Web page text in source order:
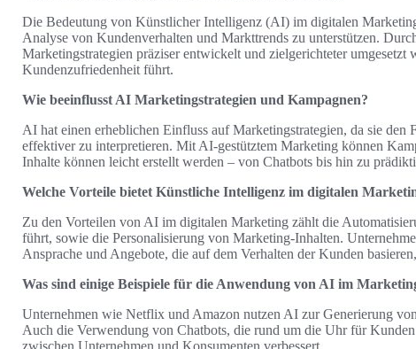
Die Bedeutung von Künstlicher Intelligenz (AI) im digitalen
Analyse von Kundenverhalten und Markttrends zu unterstützen.
Marketingstrategien präziser entwickelt und zielgerichteter umgesetzt
Kundenzufriedenheit führt.
Wie beeinflusst AI Marketingstrategien und Kampagnen?
AI hat einen erheblichen Einfluss auf Marketingstrategien, da sie den
effektiver zu interpretieren. Mit AI-gestütztem Marketing können
Inhalte können leicht erstellt werden – von Chatbots bis hin zu
Welche Vorteile bietet Künstliche Intelligenz im digitalen
Zu den Vorteilen von AI im digitalen Marketing zählt die
führt, sowie die Personalisierung von Marketing-Inhalten.
Ansprache und Angebote, die auf dem Verhalten der Kunden
Was sind einige Beispiele für die Anwendung von AI im
Unternehmen wie Netflix und Amazon nutzen AI zur Generierung
Auch die Verwendung von Chatbots, die rund um die Uhr für
zwischen Unternehmen und Konsumenten verbessert.